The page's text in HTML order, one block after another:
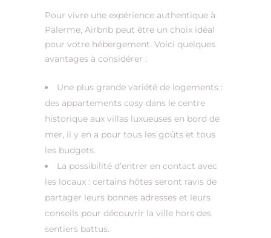
Pour vivre une expérience authentique à
Palerme, Airbnb peut être un choix idéal
pour votre hébergement. Voici quelques
avantages à considérer :
Une plus grande variété de logements :
des appartements cosy dans le centre
historique aux villas luxueuses en bord de
mer, il y en a pour tous les goûts et tous
les budgets.
La possibilité d’entrer en contact avec
les locaux : certains hôtes seront ravis de
partager leurs bonnes adresses et leurs
conseils pour découvrir la ville hors des
sentiers battus.